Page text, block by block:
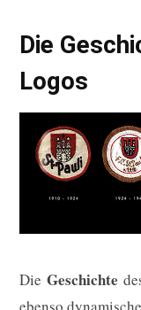
Die
Logos
Die Geschichte